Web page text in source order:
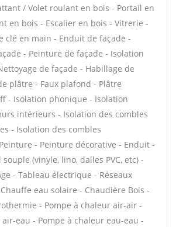
/ Volet roulant en bois - Portail en
en bois - Escalier en bois - Vitrerie -
clé en main - Enduit de façade -
- Peinture de façade - Isolation
de façade - Habillage de
plâtre - Faux plafond - Plâtre
- Isolation phonique - Isolation
intérieurs - Isolation des combles
- Isolation des combles
- Peinture décorative - Enduit -
(vinyle, lino, dalles PVC, etc) -
- Tableau électrique - Réseaux
eau solaire - Chaudière Bois -
- Pompe à chaleur air-air -
eau - Pompe à chaleur eau-eau -